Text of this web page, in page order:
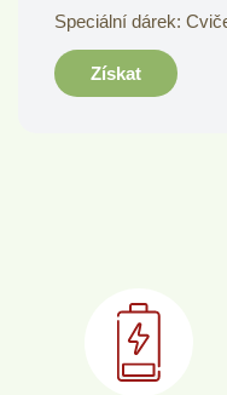
Speciální dárek:
Získat